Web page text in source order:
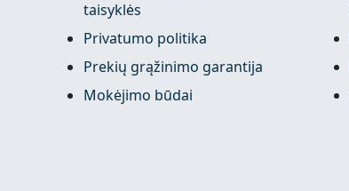
taisyklės
Privatumo politika
Prekių grąžinimo garantija
Mokėjimo būdai